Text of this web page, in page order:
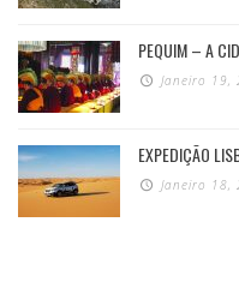
PEQUIM – A
Janeiro 19,
EXPEDIÇÃO
Janeiro 18,